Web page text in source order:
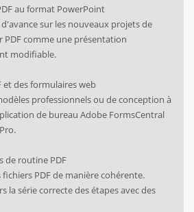
au format PowerPoint
sur les nouveaux projets de
PDF comme une présentation
modifiable.
et des formulaires web
professionnels ou de conception à
de bureau Adobe FormsCentral
de routine PDF
fichiers PDF de manière cohérente.
la série correcte des étapes avec des